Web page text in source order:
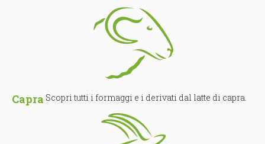
Capra Scopri tutti i formaggi e i derivati dal latte di capra.